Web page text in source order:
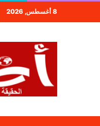
8 أغسطس, 2026